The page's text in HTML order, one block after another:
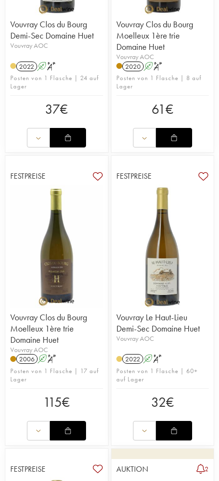
Vouvray Clos du Bourg
Demi-Sec Domaine Huet
Vouvray AOC
2022 A S
Posten von 1 Flasche | 24 auf
Lager
37€
Vouvray Clos du Bourg
Moelleux 1ère trie
Domaine Huet
Vouvray AOC
2020 A S
Posten von 1 Flasche | 8 auf
Lager
61€
FESTPREISE
Vouvray Clos du Bourg
Moelleux 1ère trie
Domaine Huet
Vouvray AOC
2006 A S
Posten von 1 Flasche | 17 auf
Lager
115€
FESTPREISE
Vouvray Le Haut-Lieu
Demi-Sec Domaine Huet
Vouvray AOC
2022 A S
Posten von 1 Flasche | 60+
auf Lager
32€
FESTPREISE AUKTION 2